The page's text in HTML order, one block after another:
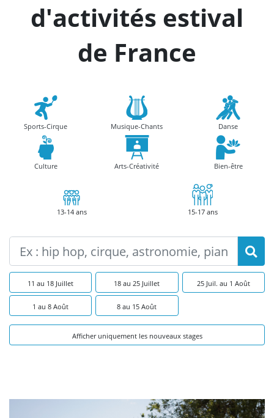
d'activités estival
de France
Sports-Cirque Musique-Chants Danse
Culture Arts-Créativité Bien-être
13-14 ans 15-17 ans
11 au 18 Juillet 18 au 25 Juillet 25 Juil. au 1 Août
1 au 8 Août 8 au 15 Août
Afficher uniquement les nouveaux stages